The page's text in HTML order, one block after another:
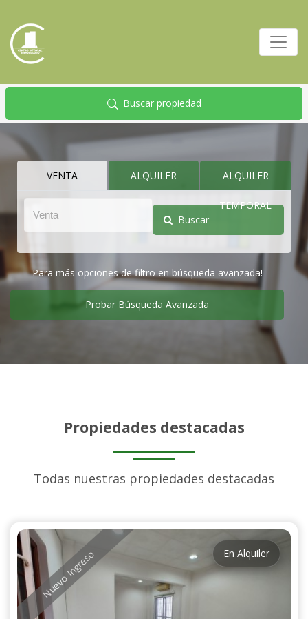
Buscar propiedad
VENTA ALQUILER ALQUILER
TEMPORAL
Buscar
Para más opciones de filtro en búsqueda avanzada!
Probar Búsqueda Avanzada
Propiedades destacadas
Todas nuestras propiedades destacadas
Nuevo Ingreso En Alquiler